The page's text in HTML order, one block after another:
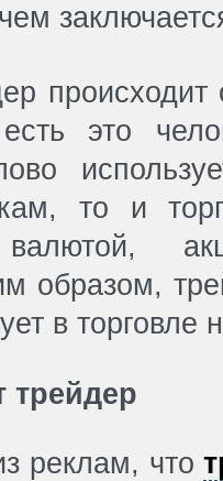
происходит
это
то и
валютой,
образом,
в
трейдер
реклам, что